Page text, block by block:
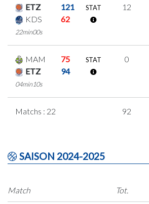
ETZ
121
KDS
62
22min00s
STAT 12
MAM
75
ETZ
94
04min10s
STAT 0
Matchs : 22 92
SAISON 2024-2025
Match
Tot.